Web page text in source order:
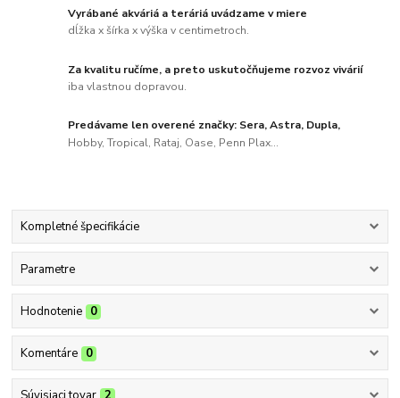
Vyrábané akváriá a teráriá uvádzame v miere
dĺžka x šírka x výška v centimetroch.
Za kvalitu ručíme, a preto uskutočňujeme rozvoz vivárií
iba vlastnou dopravou.
Predávame len overené značky: Sera, Astra, Dupla,
Hobby, Tropical, Rataj, Oase, Penn Plax...
Kompletné špecifikácie
Parametre
Hodnotenie 0
Komentáre 0